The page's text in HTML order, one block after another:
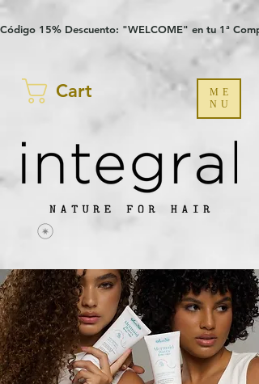
Verification: 97a30386b8a1fa77
Código 15% Descuento: "WELCOME" en tu 1ª
Cart
ME
NU